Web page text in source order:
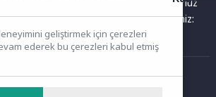
iletişim kanallarından bize bildirebilirsiniz:
Ana Sayfa
geliştirmek için çerezleri
ederek bu çerezleri kabul etmiş